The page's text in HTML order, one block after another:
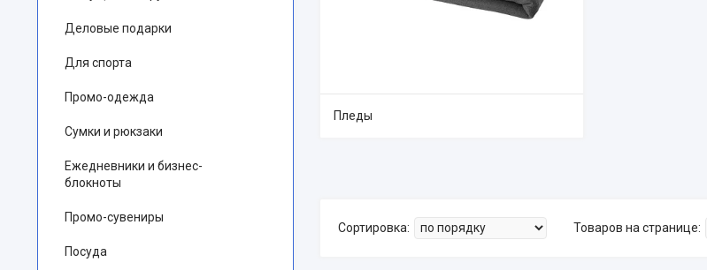
Пледы
Деловые подарки
Для спорта
Промо-одежда
Сумки и рюкзаки
Ежедневники и бизнес-
блокноты
Промо-сувениры
Посуда